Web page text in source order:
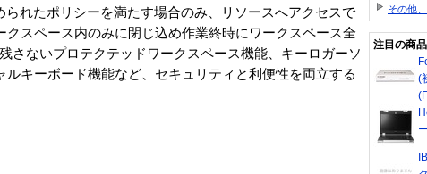
れたポリシーを満たす場合のみ、リソースへアクセスで
スペース内のみに閉じ込め作業終時にワークスペース全
さないプロテクテッドワークスペース機能、キーロガーソ
キーボード機能など、セキュリティと利便性を両立する
その他
注目の商品
(